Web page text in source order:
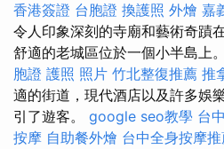
香港簽證 台胞證 換護照 外燴 嘉
令人印象深刻的寺廟和藝術奇蹟
舒適的老城區位於一個小半島上。
胞證 護照 照片 竹北整復推薦 推
適的街道，現代酒店以及許多娛
引了遊客。 google seo教學 台
按摩 自助餐外燴 台中全身按摩